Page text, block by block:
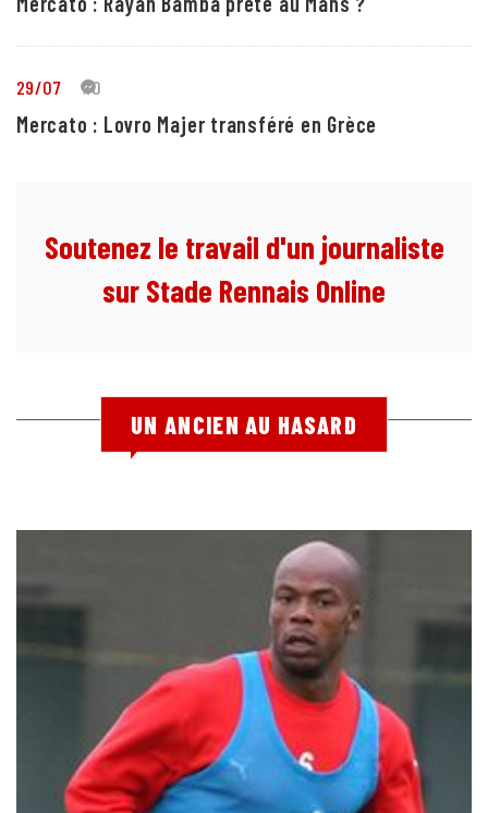
29/07 10
Mercato : Lovro Majer transféré en Grèce
Soutenez le travail d'un journaliste
sur Stade Rennais Online
UN ANCIEN AU HASARD